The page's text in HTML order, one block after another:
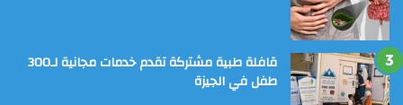
قافلة طبية مشتركة تقدم خدمات مجانية لـ300
طفل في الجيزة